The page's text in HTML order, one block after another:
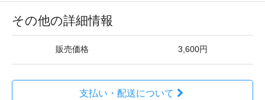
その他の詳細情報
販売価格 3,600円
支払い・配送について